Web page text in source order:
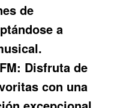
de
a
Disfruta de
con una